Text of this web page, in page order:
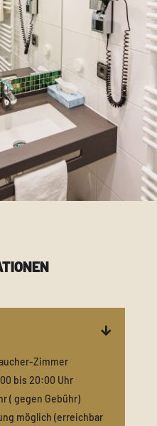
Zimmer
bis 20:00 Uhr
( gegen Gebühr)
möglich (erreichbar